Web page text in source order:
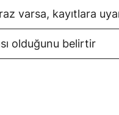
varsa, kayıtlara
olduğunu belirtir